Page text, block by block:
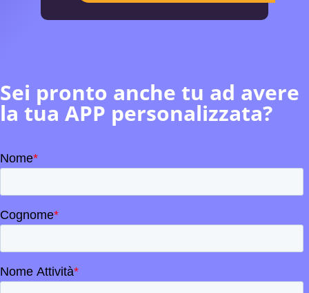
Sei pronto anche tu ad avere
la tua APP personalizzata?